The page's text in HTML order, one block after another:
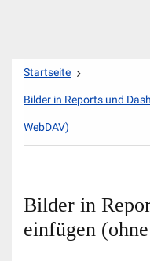
Zum
springen
Startseite
Bilder in Reports und
WebDAV)
Bilder in
einfügen